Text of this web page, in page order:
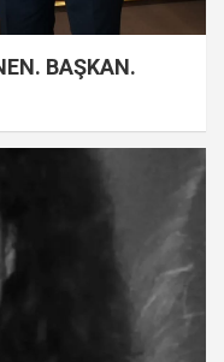
BAŞKAN.